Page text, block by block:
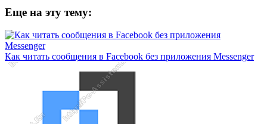
Еще на эту тему:
Как читать сообщения в Facebook без приложения Messenger